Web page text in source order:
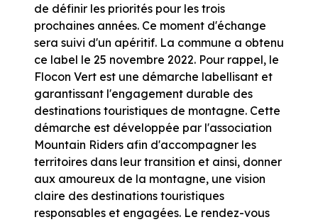
de définir les priorités pour les trois
prochaines années. Ce moment d'échange
sera suivi d'un apéritif. La commune a obtenu
ce label le 25 novembre 2022. Pour rappel, le
Flocon Vert est une démarche labellisant et
garantissant l'engagement durable des
destinations touristiques de montagne. Cette
démarche est développée par l'association
Mountain Riders afin d'accompagner les
territoires dans leur transition et ainsi, donner
aux amoureux de la montagne, une vision
claire des destinations touristiques
responsables et engagées. Le rendez-vous